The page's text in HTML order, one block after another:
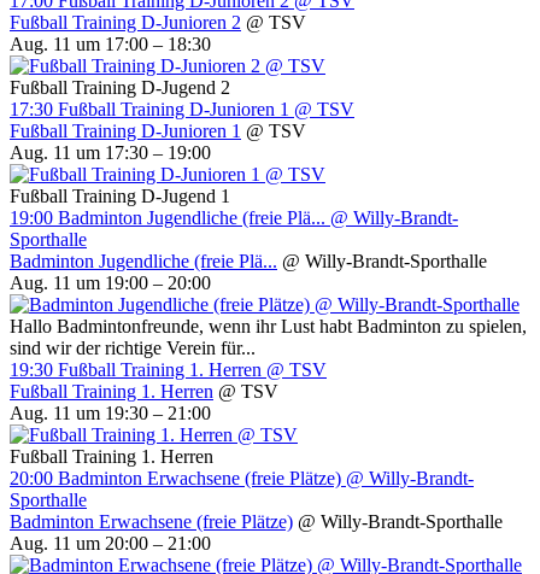
Fußball Training D-Junioren 2 @ TSV
Aug. 11 um 17:00 – 18:30
Fußball Training D-Jugend 2
17:30 Fußball Training D-Junioren 1 @ TSV
Fußball Training D-Junioren 1 @ TSV
Aug. 11 um 17:30 – 19:00
Fußball Training D-Jugend 1
19:00 Badminton Jugendliche (freie Plä... @ Willy-Brandt-
Sporthalle
Badminton Jugendliche (freie Plä... @ Willy-Brandt-Sporthalle
Aug. 11 um 19:00 – 20:00
Hallo Badmintonfreunde, wenn ihr Lust habt Badminton zu spielen,
sind wir der richtige Verein für...
19:30 Fußball Training 1. Herren @ TSV
Fußball Training 1. Herren @ TSV
Aug. 11 um 19:30 – 21:00
Fußball Training 1. Herren
20:00 Badminton Erwachsene (freie Plätze) @ Willy-Brandt-
Sporthalle
Badminton Erwachsene (freie Plätze) @ Willy-Brandt-Sporthalle
Aug. 11 um 20:00 – 21:00